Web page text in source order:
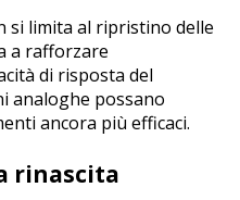
si limita al ripristino delle
a rafforzare
di risposta del
analoghe possano
ancora più efficaci.
rinascita